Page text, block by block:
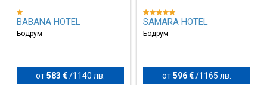
BABANA HOTEL
Бодрум
от583 € / 1140 лв.
SAMARA HOTEL
Бодрум
от596 €/ 1165 лв.